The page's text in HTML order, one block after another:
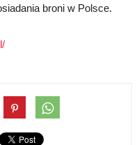
broni w Polsce.